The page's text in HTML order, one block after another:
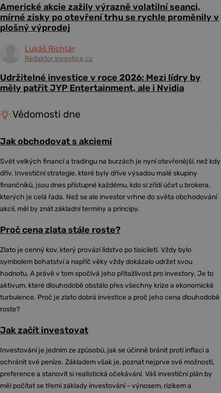
Americké akcie zažily výrazně volatilní seanci,
mírné zisky po otevření trhu se rychle proměnily v
plošný výprodej
Lukáš Richtár
Redaktor investice.cz
Udržitelné investice v roce 2026: Mezi lídry by
měly patřit JYP Entertainment, ale i Nvidia
Vědomosti dne
Jak obchodovat s akciemi
Svět velkých financí a tradingu na burzách je nyní otevřenější, než kdy
dřív. Investiční strategie, které byly dříve výsadou malé skupiny
finančníků, jsou dnes přístupné každému, kdo si zřídí účet u brokera,
kterých je celá řada. Než se ale investor vrhne do světa obchodování
akcií, měl by znát základní termíny a principy.
Proč cena zlata stále roste?
Zlato je cenný kov, který provází lidstvo po tisíciletí. Vždy bylo
symbolem bohatství a napříč věky vždy dokázalo udržet svou
hodnotu. A právě v tom spočívá jeho přitažlivost pro investory. Je to
aktivum, které dlouhodobě obstálo přes všechny krize a ekonomické
turbulence. Proč je zlato dobrá investice a proč jeho cena dlouhodobě
roste?
Jak začít investovat
Investování je jedním ze způsobů, jak se účinně bránit proti inflaci a
ochránit své peníze. Základem však je, poznat nejprve své možnosti,
preference a stanovit si realistická očekávání. Váš investiční plán by
měl počítat se třemi základy investování - výnosem, rizikem a